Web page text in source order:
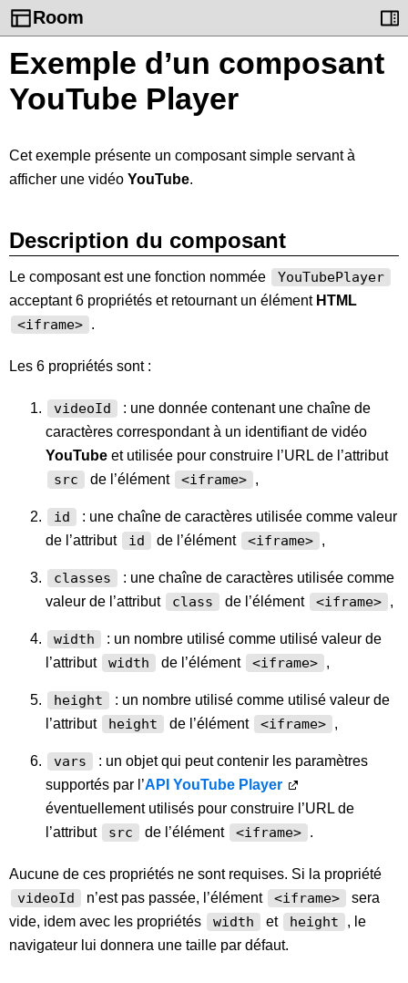
Room
Exemple d’un composant
YouTube Player
Cet exemple présente un composant simple servant à
afficher une vidéo YouTube.
Description du composant
Le composant est une fonction nommée YouTubePlayer
acceptant 6 propriétés et retournant un élément HTML
<iframe> .
Les 6 propriétés sont :
videoId
: une donnée contenant une chaîne de
caractères correspondant à un identifiant de vidéo
YouTube et utilisée pour construire l’URL de l’attribut
src de l’élément <iframe> ,
id
: une chaîne de caractères utilisée comme valeur
de l’attribut
id de l’élément <iframe> ,
classes
: une chaîne de caractères utilisée comme
valeur de l’attribut
class de l’élément <iframe> ,
width
: un nombre utilisé comme utilisé valeur de
l’attribut
width de l’élément <iframe> ,
height
: un nombre utilisé comme utilisé valeur de
l’attribut
height de l’élément <iframe> ,
vars
: un objet qui peut contenir les paramètres
supportés par l’API YouTube Player
éventuellement utilisés pour construire l’URL de
l’attribut
src de l’élément <iframe> .
Aucune de ces propriétés ne sont requises. Si la propriété
videoId n’est pas passée, l’élément <iframe>
sera
vide, idem avec les propriétés
width et height
, le
navigateur lui donnera une taille par défaut.